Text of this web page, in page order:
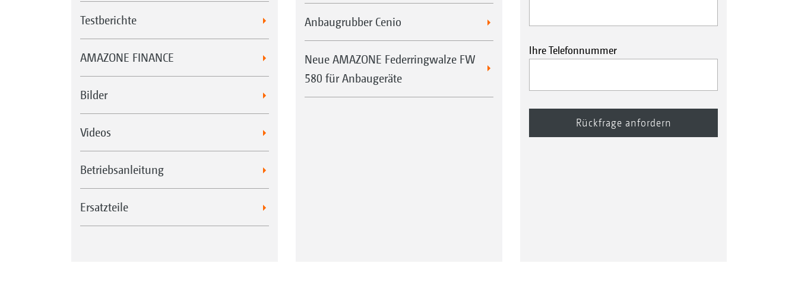
Testberichte
AMAZONE FINANCE
Bilder
Videos
Betriebsanleitung
Ersatzteile
Anbaugrubber Cenio
Neue AMAZONE Federringwalze FW
580 für Anbaugeräte
Ihre Telefonnummer